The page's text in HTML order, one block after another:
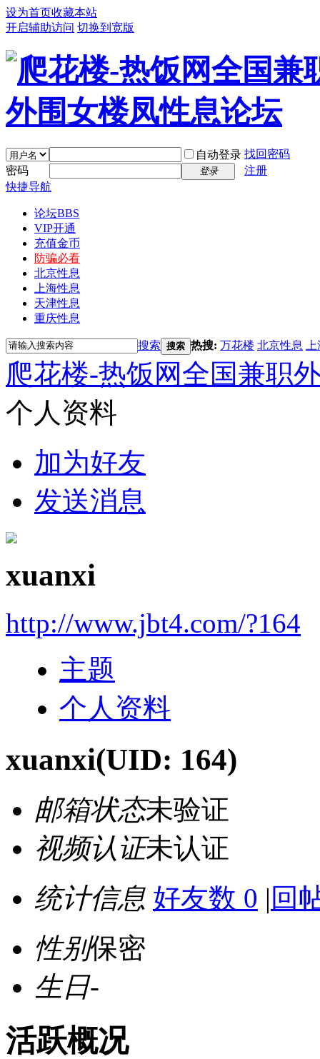
设为首页收藏本站
开启辅助访问 切换到宽版
自动登录 找回密码
密码
登录
注册
快捷导航
论坛BBS
VIP开通
充值金币
防骗必看
北京性息
上海性息
天津性息
重庆性息
搜索 搜索 热搜: 万花楼 北京性息
爬花楼-热饭网全国兼职
个人资料
加为好友
发送消息
xuanxi
http://www.jbt4.com/?164
主题
个人资料
xuanxi(UID: 164)
邮箱状态未验证
视频认证未认证
统计信息 好友数 0 | 回
性别保密
生日-
活跃概况